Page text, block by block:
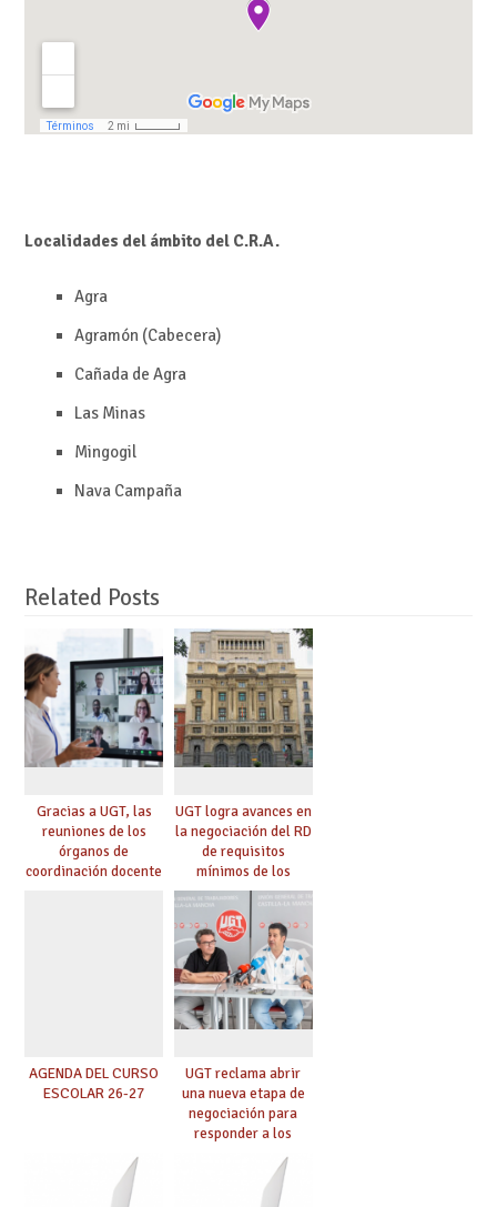
Localidades del ámbito del C.R.A.
Agra
Agramón (Cabecera)
Cañada de Agra
Las Minas
Mingogil
Nava Campaña
Related Posts
Gracias a UGT, las
reuniones de los
órganos de
coordinación docente
UGT logra avances en
la negociación del RD
de requisitos
mínimos de los
centros educativos y
exige al Ministerio
que los compromisos
se materialicen con
la mayor agilidad
posible
AGENDA DEL CURSO
ESCOLAR 26-27
UGT reclama abrir
una nueva etapa de
negociación para
responder a los
nuevos desafíos de la
educación